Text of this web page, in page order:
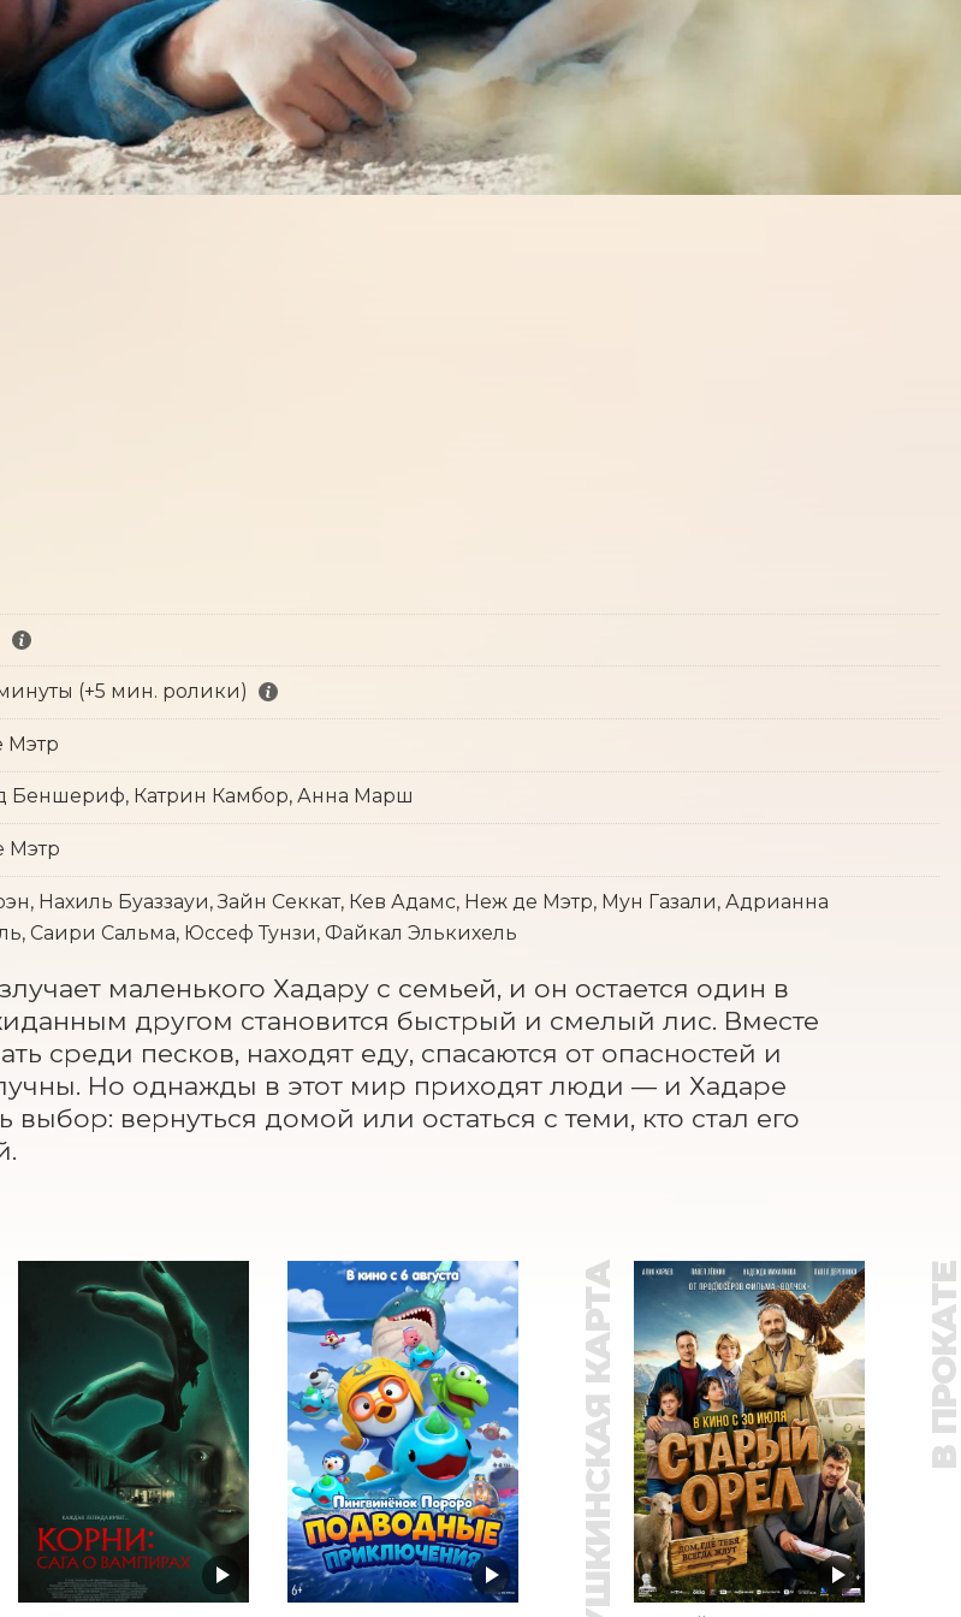
(+5 мин. ролики)
Мэтр
Беншериф, Катрин Камбор, Анна Марш
Мэтр
Нахиль Буаззауи, Зайн Секкат, Кев Адамс, Неж де Мэтр, Мун Газали, Адрианна
Саири Сальма, Юссеф Тунзи, Файкал Элькихель
маленького Хадару с семьей, и он остается один в
другом становится быстрый и смелый лис. Вместе
среди песков, находят еду, спасаются от опасностей и
Но однажды в этот мир приходят люди — и Хадаре
выбор: вернуться домой или остаться с теми, кто стал его
ПУШКИНСКАЯ КАРТА В